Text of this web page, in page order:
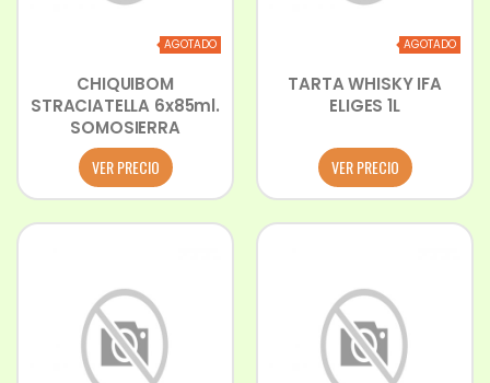
AGOTADO
CHIQUIBOM
STRACIATELLA 6x85ml.
SOMOSIERRA
VER PRECIO
AGOTADO
TARTA WHISKY IFA
ELIGES 1L
VER PRECIO